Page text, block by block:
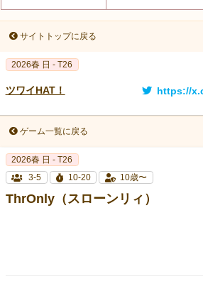
サイトトップに戻る
2026春 日 - T26
ツワイHAT！ https://
ゲーム一覧に戻る
2026春 日 - T26
3-5
10-20 10歳〜
ThrOnly（スローンリィ）